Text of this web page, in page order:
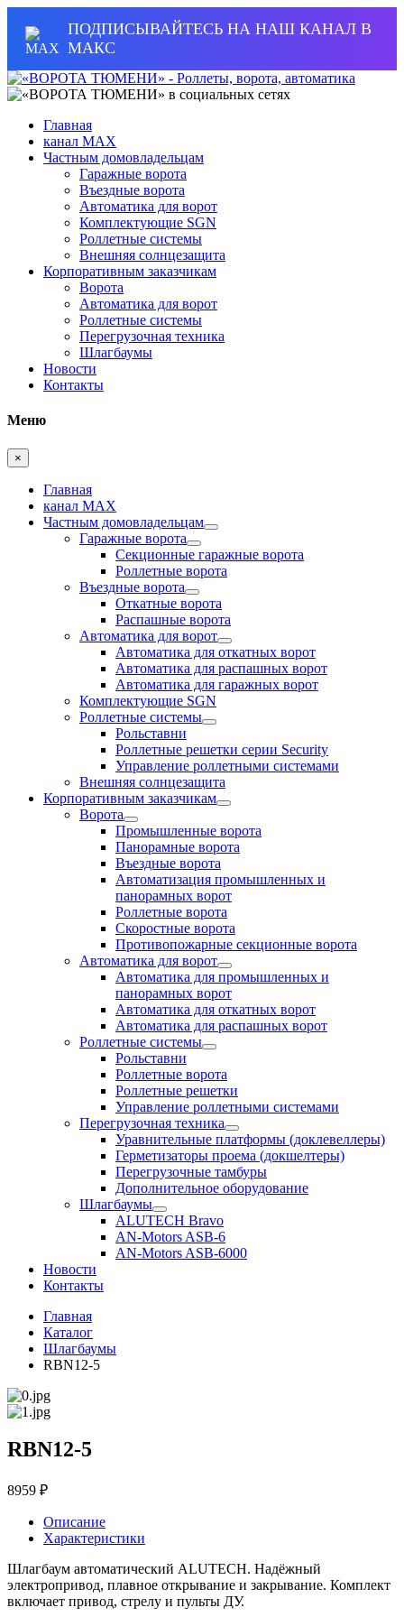
ПОДПИСЫВАЙТЕСЬ НА НАШ КАНАЛ В
МАКС
Главная
канал MAX
Частным домовладельцам
Гаражные ворота
Въездные ворота
Автоматика для ворот
Комплектующие SGN
Роллетные системы
Внешняя солнцезащита
Корпоративным заказчикам
Ворота
Автоматика для ворот
Роллетные системы
Перегрузочная техника
Шлагбаумы
Новости
Контакты
Меню
×
Главная
канал MAX
Частным домовладельцам
Гаражные ворота
Секционные гаражные ворота
Роллетные ворота
Въездные ворота
Откатные ворота
Распашные ворота
Автоматика для ворот
Автоматика для откатных ворот
Автоматика для распашных ворот
Автоматика для гаражных ворот
Комплектующие SGN
Роллетные системы
Рольставни
Роллетные решетки серии Security
Управление роллетными системами
Внешняя солнцезащита
Корпоративным заказчикам
Ворота
Промышленные ворота
Панорамные ворота
Въездные ворота
Автоматизация промышленных и
панорамных ворот
Роллетные ворота
Скоростные ворота
Противопожарные секционные ворота
Автоматика для ворот
Автоматика для промышленных и
панорамных ворот
Автоматика для откатных ворот
Автоматика для распашных ворот
Роллетные системы
Рольставни
Роллетные ворота
Роллетные решетки
Управление роллетными системами
Перегрузочная техника
Уравнительные платформы (доклевеллеры)
Герметизаторы проема (докшелтеры)
Перегрузочные тамбуры
Дополнительное оборудование
Шлагбаумы
ALUTECH Bravo
AN-Motors ASB-6
AN-Motors ASB-6000
Новости
Контакты
Главная
Каталог
Шлагбаумы
RBN12-5
RBN12-5
8959 ₽
Описание
Характеристики
Шлагбаум автоматический ALUTECH. Надёжный
электропривод, плавное открывание и закрывание. Комплект
включает привод, стрелу и пульты ДУ.